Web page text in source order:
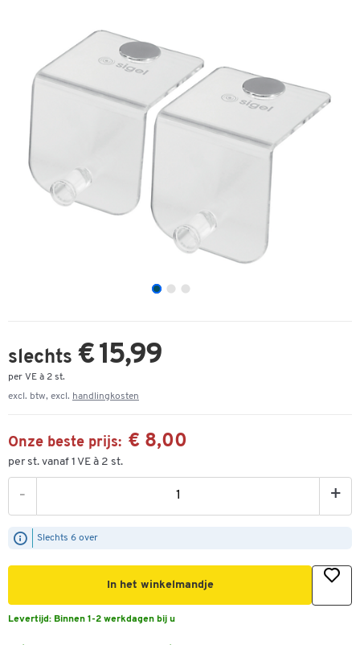
slechts € 15,99
per VE à 2 st.
excl. btw, excl. handlingkosten
Onze beste prijs: € 8,00
per st. vanaf 1 VE à 2 st.
- +
Slechts 6 over
In het winkelmandje
Levertijd: Binnen 1-2 werkdagen bij u